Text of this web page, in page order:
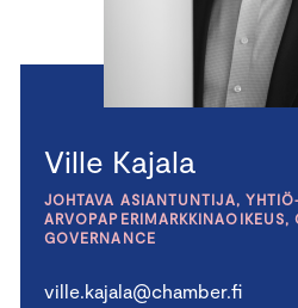
Ville Kajala
JOHTAVA ASIANTUNTIJA,
ARVOPAPERIMARKKINAOIKEUS,
GOVERNANCE
ville.kajala@chamber.fi